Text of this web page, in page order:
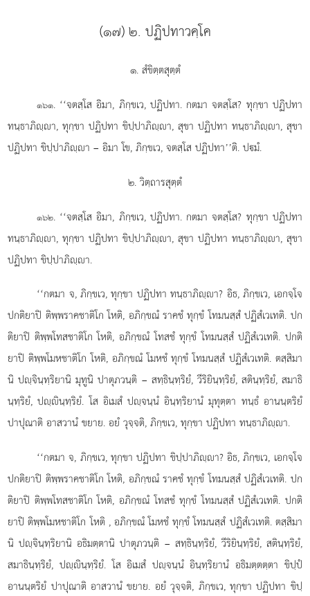
(๑๗) ๒. ปฏิปทาวคฺโค
๑. สํขิตฺตสุตฺตํ
๑๖๑. ‘‘จตสฺโสอิมา, ภิกฺขเว, ปฏิปทา. กตมา จตสฺโส? ทุกฺขา ปฏิปทา
ทนฺธาภิฺา, ทุกฺขา ปฏิปทา ขิปฺปาภิฺา, สุขา ปฏิปทา ทนฺธาภิฺา, สุขา
ปฏิปทา ขิปฺปาภิฺา – อิมา โข, ภิกฺขเว, จตสฺโส ปฏิปทา’’ติ. ปมํ.
๒. วิตฺถารสุตฺตํ
๑๖๒. ‘‘จตสฺโส อิมา, ภิกฺขเว, ปฏิปทา. กตมา จตสฺโส? ทุกฺขา ปฏิปทา
ทนฺธาภิฺา, ทุกฺขา ปฏิปทา ขิปฺปาภิฺา, สุขา ปฏิปทา ทนฺธาภิฺา, สุขา
ปฏิปทา ขิปฺปาภิฺา.
‘‘กตมา จ, ภิกฺขเว, ทุกฺขา ปฏิปทา ทนฺธาภิฺา? อิธ, ภิกฺขเว, เอกจฺโจ
ปกติยาปิ ติพฺพราคชาติโก โหติ, อภิกฺขณํ ราคชํ ทุกฺขํ โทมนสฺสํ ปฏิสํเวเทติ. ปก
ติยาปิ ติพฺพโทสชาติโก โหติ, อภิกฺขณํ โทสชํ ทุกฺขํ โทมนสฺสํ ปฏิสํเวเทติ. ปกติ
ยาปิ ติพฺพโมหชาติโก โหติ, อภิกฺขณํ โมหชํ ทุกฺขํ โทมนสฺสํ ปฏิสํเวเทติ. ตสฺสิมา
นิ ปฺจินฺทฺริยานิ มุทูนิ ปาตุภวนฺติ – สทฺธินฺทฺริยํ, วีริยินฺทฺริยํ, สตินฺทฺริยํ, สมาธิ
นฺทฺริยํ, ปฺินฺทฺริยํ. โส อิเมสํ ปฺจนฺนํ อินฺทฺริยานํ มุทุตฺตา ทนฺธํ อานนฺตริยํ
ปาปุณาติ อาสวานํ ขยาย. อยํ วุจฺจติ, ภิกฺขเว, ทุกฺขา ปฏิปทา ทนฺธาภิฺา.
‘‘กตมา จ, ภิกฺขเว, ทุกฺขา ปฏิปทา ขิปฺปาภิฺา? อิธ, ภิกฺขเว, เอกจฺโจ
ปกติยาปิ ติพฺพราคชาติโก โหติ, อภิกฺขณํ ราคชํ ทุกฺขํ โทมนสฺสํ ปฏิสํเวเทติ. ปก
ติยาปิ ติพฺพโทสชาติโก โหติ, อภิกฺขณํ โทสชํ ทุกฺขํ โทมนสฺสํ ปฏิสํเวเทติ. ปกติ
ยาปิ ติพฺพโมหชาติโก โหติ , อภิกฺขณํ โมหชํ ทุกฺขํ โทมนสฺสํ ปฏิสํเวเทติ. ตสฺสิมา
นิปฺจินฺทฺริยานิ อธิมตฺตานิปาตุภวนฺติ – สทฺธินฺทฺริยํ, วีริยินฺทฺริยํ, สตินฺทฺริยํ,
สมาธินฺทฺริยํ, ปฺินฺทฺริยํ. โส อิเมสํ ปฺจนฺนํ อินฺทฺริยานํ อธิมตฺตตฺตา ขิปฺปํ
อานนฺตริยํ ปาปุณาติ อาสวานํ ขยาย. อยํ วุจฺจติ, ภิกฺขเว, ทุกฺขา ปฏิปทา ขิปฺ